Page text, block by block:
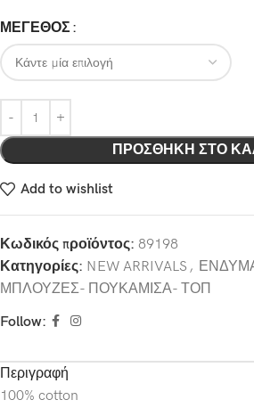
ΜΕΓΕΘΟΣ
ΠΡΟΣΘΉΚΗ ΣΤΟ
Add to wishlist
Κωδικός προϊόντος: 89198
Κατηγορίες: NEW ARRIVALS ,
ΜΠΛΟΥΖΕΣ- ΠΟΥΚΑΜΙΣΑ- ΤΟΠ
Follow:
Περιγραφή
100% cotton